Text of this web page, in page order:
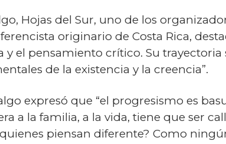
Hojas del Sur, uno de los
originario de Costa Rica,
y el pensamiento crítico. Su
de la existencia y la creencia”.
expresó que “el progresismo es
a la familia, a la vida, tiene que ser
piensan diferente? Como